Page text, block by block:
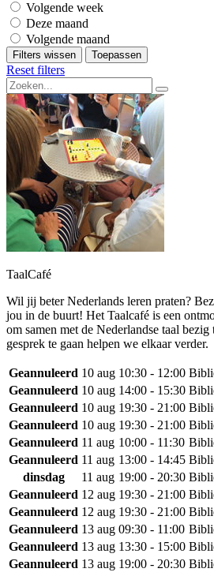
Volgende week
Deze maand
Volgende maand
Filters wissen Toepassen
Reset filters
TaalCafé
Wil jij beter Nederlands leren praten?
jou in de buurt! Het Taalcafé is een
om samen met de Nederlandse taal
gesprek te gaan helpen we elkaar verder.
Geannuleerd 10 aug 10:30 - 12:00
Geannuleerd 10 aug 14:00 - 15:30
Geannuleerd 10 aug 19:30 - 21:00
Geannuleerd 10 aug 19:30 - 21:00
Geannuleerd 11 aug 10:00 - 11:30
Geannuleerd 11 aug 13:00 - 14:45
dinsdag
11 aug 19:00 - 20:30
Geannuleerd 12 aug 19:30 - 21:00
Geannuleerd 12 aug 19:30 - 21:00
Geannuleerd 13 aug 09:30 - 11:00
Geannuleerd 13 aug 13:30 - 15:00
Geannuleerd 13 aug 19:00 - 20:30